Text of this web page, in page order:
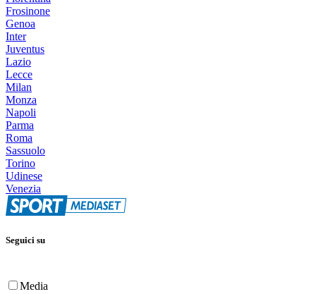
Frosinone
Genoa
Inter
Juventus
Lazio
Lecce
Milan
Monza
Napoli
Parma
Roma
Sassuolo
Torino
Udinese
Venezia
Seguici su
Media